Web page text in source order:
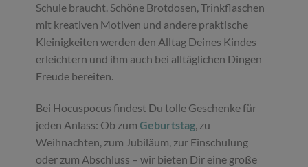
Schule braucht. Schöne Brotdosen, Trinkflaschen
mit kreativen Motiven und andere praktische
Kleinigkeiten werden den Alltag Deines Kindes
erleichtern und ihm auch bei alltäglichen Dingen
Freude bereiten.
Bei Hocuspocus findest Du tolle Geschenke für
jeden Anlass: Ob zumGeburtstag, zu
Weihnachten, zum Jubiläum, zur Einschulung
oder zum Abschluss – wir bieten Dir eine große